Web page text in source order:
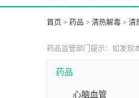
首页 > 药品 > 清热解毒 > 清
药品监管部门提示：如发现
药品
心脑血管